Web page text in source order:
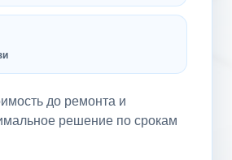
до ремонта и
решение по срокам